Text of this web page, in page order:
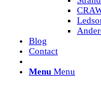
Led
Led
Accu
Blog
Contact
Menu Menu